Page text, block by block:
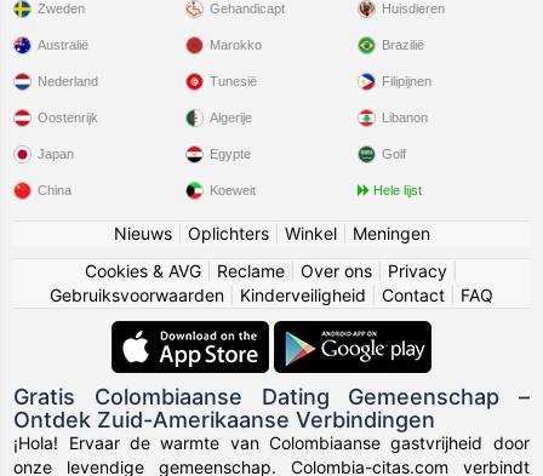
Zweden Gehandicapt Huisdieren
Australië
Nederland
Oostenrijk
Japan
China
Marokko
Tunesië
Algerije
Egypte
Koeweit
Brazilië
Filipijnen
Libanon
Golf
Hele lijst
Nieuws| Oplichters| Winkel| Meningen
Cookies & AVG
Reclame Over ons Privacy
Gebruiksvoorwaarden
Kinderveiligheid Contact FAQ
Gratis Colombiaanse Dating Gemeenschap –
Ontdek Zuid-Amerikaanse Verbindingen
¡Hola! Ervaar de warmte van Colombiaanse gastvrijheid door
onze levendige gemeenschap. Colombia-citas.com verbindt